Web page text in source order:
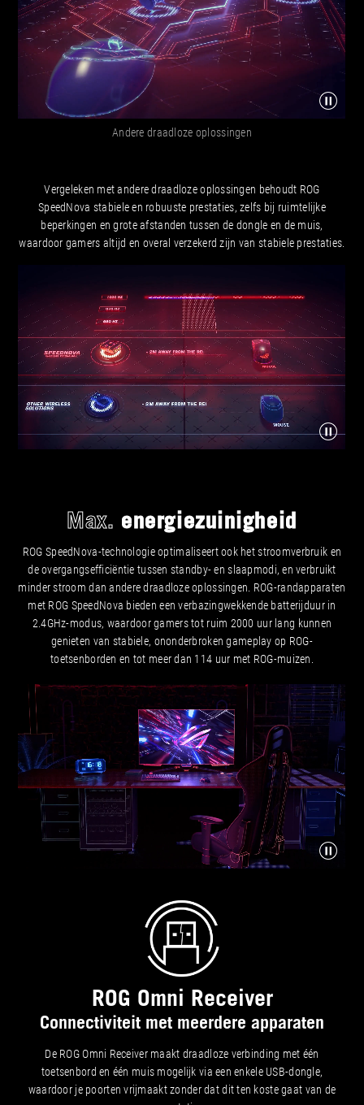
Andere draadloze oplossingen
Vergeleken met andere draadloze oplossingen behoudt ROG
SpeedNova stabiele en robuuste prestaties, zelfs bij ruimtelijke
beperkingen en grote afstanden tussen de dongle en de muis,
waardoor gamers altijd en overal verzekerd zijn van stabiele prestaties.
Max. energiezuinigheid
ROG SpeedNova-technologie optimaliseert ook het stroomverbruik en
de overgangsefficiëntie tussen standby- en slaapmodi, en verbruikt
minder stroom dan andere draadloze oplossingen. ROG-randapparaten
met ROG SpeedNova bieden een verbazingwekkende batterijduur in
2.4GHz-modus, waardoor gamers tot ruim 2000 uur lang kunnen
genieten van stabiele, ononderbroken gameplay op ROG-
toetsenborden en tot meer dan 114 uur met ROG-muizen.
ROG Omni Receiver
Connectiviteit met meerdere apparaten
De ROG Omni Receiver maakt draadloze verbinding met één
toetsenbord en één muis mogelijk via een enkele USB-dongle,
waardoor je poorten vrijmaakt zonder dat dit ten koste gaat van de